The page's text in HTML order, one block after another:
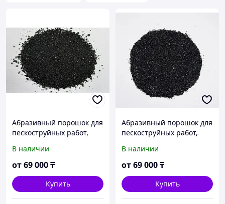
Абразивный порошок для
пескоструйных работ,
Актобе
В наличии
от69 000₸
Купить
Абразивный порошок для
пескоструйных работ,
В наличии
от69 000₸
Купить